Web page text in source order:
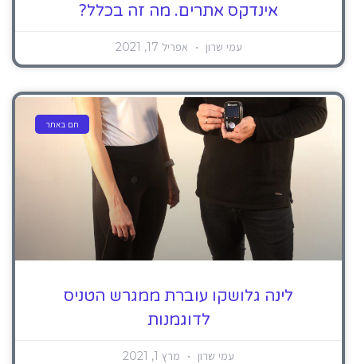
אינדקס אתרים. מה זה בכלל?
עמי שרון אפריל 17, 2021
חם באתר
לינה גלושקו עוברת ממגרש הטניס
לדוגמנות
עמי שרון מרץ 1, 2021